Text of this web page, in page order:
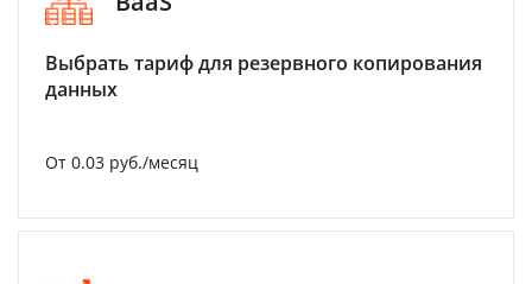
Выбрать тариф для резервного копирования
данных
От 0.03 руб./месяц